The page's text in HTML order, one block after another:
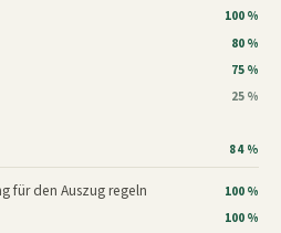
100 %
80 %
75 %
25 %
84 %
für den Auszug regeln 100 %
100 %